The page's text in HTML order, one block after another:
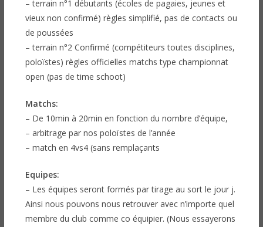
– terrain n°1 débutants (écoles de pagaies, jeunes et
vieux non confirmé) règles simplifié, pas de contacts ou
de poussées
– terrain n°2 Confirmé (compétiteurs toutes disciplines,
poloïstes) règles officielles matchs type championnat
open (pas de time schoot)
Matchs:
– De 10min à 20min en fonction du nombre d’équipe,
– arbitrage par nos poloïstes de l’année
– match en 4vs4 (sans remplaçants
Equipes:
– Les équipes seront formés par tirage au sort le jour j.
Ainsi nous pouvons nous retrouver avec n’importe quel
membre du club comme co équipier. (Nous essayerons